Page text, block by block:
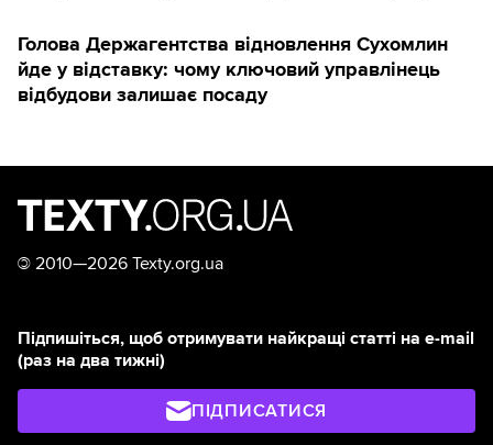
Голова Держагентства відновлення Сухомлин
йде у відставку: чому ключовий управлінець
відбудови залишає посаду
© 2010—2026 Texty.org.ua
Підпишіться, щоб отримувати найкращі статті на e-mail
(раз на два тижні)
ПІДПИСАТИСЯ